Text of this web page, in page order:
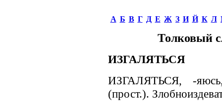
А Б В Г Д Е Ж З И Й К Л
Толковый
ИЗГАЛЯТЬСЯ
ИЗГАЛЯТЬСЯ, -
(прост.).